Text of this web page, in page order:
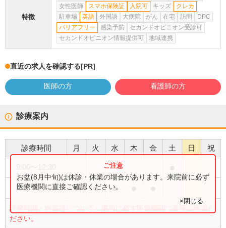
特徴
女性医師
スマホ保険証 入院可 キッズ
クレカ
駐車場
英語 外国語 大病院 がん 在宅 訪問
DPC
バリアフリー
感染予防
セカンドオピニオン受診可
セカンドオピニオン情報提供可
地域連携
直近の求人を確認する[PR]
医師の方 看護師の方
診療案内
診療時間 月 火 水 木 金 土 日 祝
9:00〜17:00 ● ● ●
診療時間・内容等について、事前に必ず医療機関に直接ご確認く
ださい。
お盆(8月中旬)は休診・休業の場合があります。来院前に必ず
医療機関に直接ご確認ください。
×閉じる